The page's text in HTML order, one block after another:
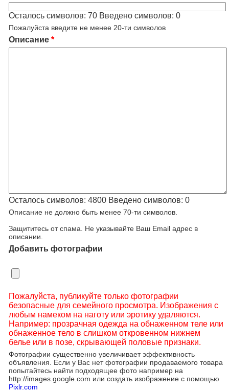
Осталось символов: 70 Введено символов: 0
Пожалуйста введите не менее 20-ти символов
Описание *
Осталось символов: 4800 Введено символов: 0
Описание не должно быть менее 70-ти символов.
Защититесь от спама. Не указывайте Ваш Email адрес в
описании.
Добавить фотографии
Пожалуйста, публикуйте только фотографии
безопасные для семейного просмотра. Изображения с
любым намеком на наготу или эротику удаляются.
Например: прозрачная одежда на обнаженном теле или
обнаженное тело в слишком откровенном нижнем
белье или в позе, скрывающей половые признаки.
Фотографии существенно увеличивает эффективность
объявления. Если у Вас нет фотографии продаваемого товара
попытайтесь найти подходящее фото например на
http://images.google.com или создать изображение с помощью
Pixlr.com